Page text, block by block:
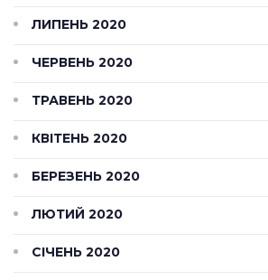
ЛИПЕНЬ 2020
ЧЕРВЕНЬ 2020
ТРАВЕНЬ 2020
КВІТЕНЬ 2020
БЕРЕЗЕНЬ 2020
ЛЮТИЙ 2020
СІЧЕНЬ 2020